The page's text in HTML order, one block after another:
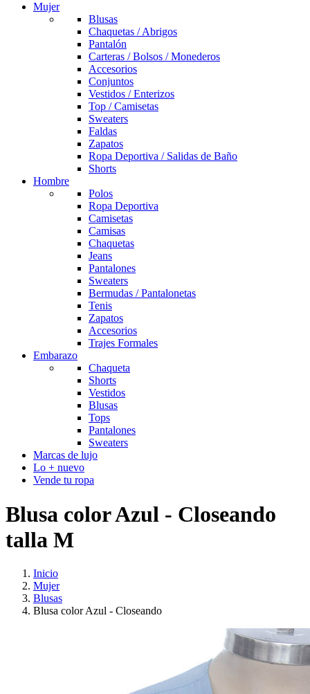
Mujer
Blusas
Chaquetas / Abrigos
Pantalón
Carteras / Bolsos / Monederos
Accesorios
Conjuntos
Vestidos / Enterizos
Top / Camisetas
Sweaters
Faldas
Zapatos
Ropa Deportiva / Salidas de Baño
Shorts
Hombre
Polos
Ropa Deportiva
Camisetas
Camisas
Chaquetas
Jeans
Pantalones
Sweaters
Bermudas / Pantalonetas
Tenis
Zapatos
Accesorios
Trajes Formales
Embarazo
Chaqueta
Shorts
Vestidos
Blusas
Tops
Pantalones
Sweaters
Marcas de lujo
Lo + nuevo
Vende tu ropa
Blusa color Azul - Closeando
talla M
Inicio
Mujer
Blusas
Blusa color Azul - Closeando